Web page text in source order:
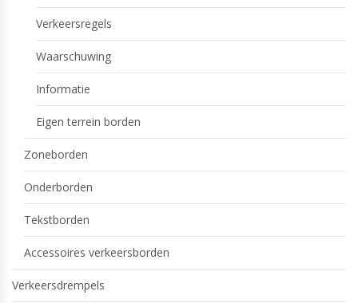
Verkeersregels
Waarschuwing
Informatie
Eigen terrein borden
Zoneborden
Onderborden
Tekstborden
Accessoires verkeersborden
Verkeersdrempels